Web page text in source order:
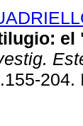
el